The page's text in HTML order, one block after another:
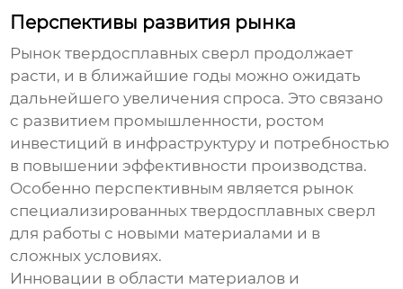
Перспективы развития рынка
Рыноктвердосплавных сверл продолжает
расти, и в ближайшие годы можно ожидать
дальнейшего увеличения спроса. Это связано
с развитием промышленности, ростом
инвестиций в инфраструктуру и потребностью
в повышении эффективности производства.
Особенно перспективным является рынок
специализированныхтвердосплавных сверл
для работы с новыми материалами и в
сложных условиях.
Инновации в области материалов и